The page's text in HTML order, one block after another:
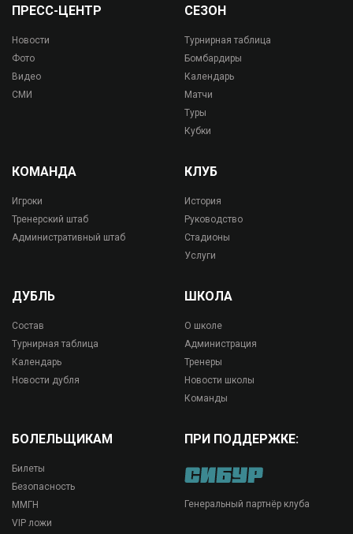
ПРЕСС-ЦЕНТР
Новости
Фото
Видео
СМИ
СЕЗОН
Турнирная таблица
Бомбардиры
Календарь
Матчи
Туры
Кубки
КОМАНДА
Игроки
Тренерский штаб
Административный штаб
КЛУБ
История
Руководство
Стадионы
Услуги
ДУБЛЬ
Состав
Турнирная таблица
Календарь
Новости дубля
ШКОЛА
О школе
Администрация
Тренеры
Новости школы
Команды
БОЛЕЛЬЩИКАМ
Билеты
Безопасность
ММГН
VIP ложи
ПРИ ПОДДЕРЖКЕ:
Генеральный партнёр клуба